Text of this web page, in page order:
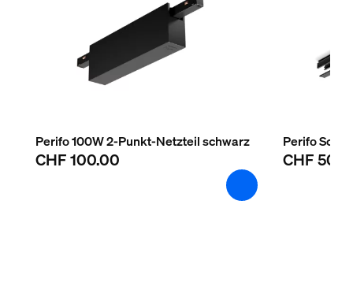
Nennlebensdauer
Zusatzfunktion/Zubehör im
LED integriert
Perifo 100W 2-Punkt-Netzteil schwarz
CHF 100.00
Perifo
CHF